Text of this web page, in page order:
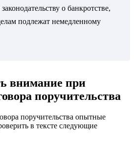
о банкротстве,
подлежат немедленному
внимание при
поручительства
поручительства опытные
в тексте следующие